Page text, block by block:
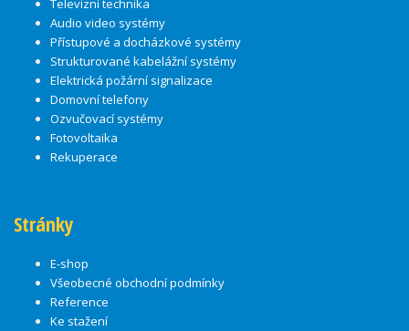
Televizní technika
Audio video systémy
Přístupové a docházkové systémy
Strukturované kabelážní systémy
Elektrická požární signalizace
Domovní telefony
Ozvučovací systémy
Fotovoltaika
Rekuperace
Stránky
E-shop
Všeobecné obchodní podmínky
Reference
Ke stažení